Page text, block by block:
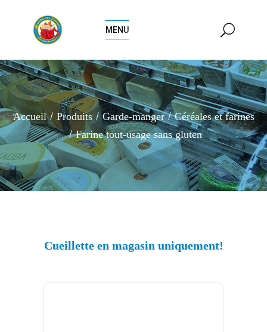
MENU
Accueil Produits Garde-manger
Céréales et farines
Farine tout-usage sans gluten
Cueillette en magasin uniquement!